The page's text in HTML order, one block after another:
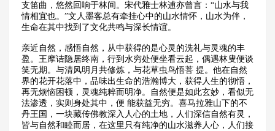
支笛曲，悠然回响于林间。宋代雅士林逋亦曾言：“山水与我
情相宜也。”文人墨客总有牵挂心中的山水情怀，山水为伴，
生命在其中找到了文化共鸣与深长情谊。
亲近自然，感悟自然，从中获得的是心灵的洗礼与灵魂的丰
盈。王摩诘隐居终南，行到水穷处便坐看云起，偶遇林叟便谈
笑无期。与清风明月共修炼，与花草虫鸟悟菩 提。他在自然
界的花开花落中，品味出生命的浩瀚博大，获得人生的彻悟，
再无烦恼困顿，灵魂纯粹而明净。自然便是如此玄妙，看似无
法渗透，实则身处其中，便 能获益无穷。喜马拉雅山下的不
丹王国，一块藏传佛教深入人心的土地，人们深信自然有灵，
皆与自然和睦而居，在这里只有纯净的山水滋养人心，人们接